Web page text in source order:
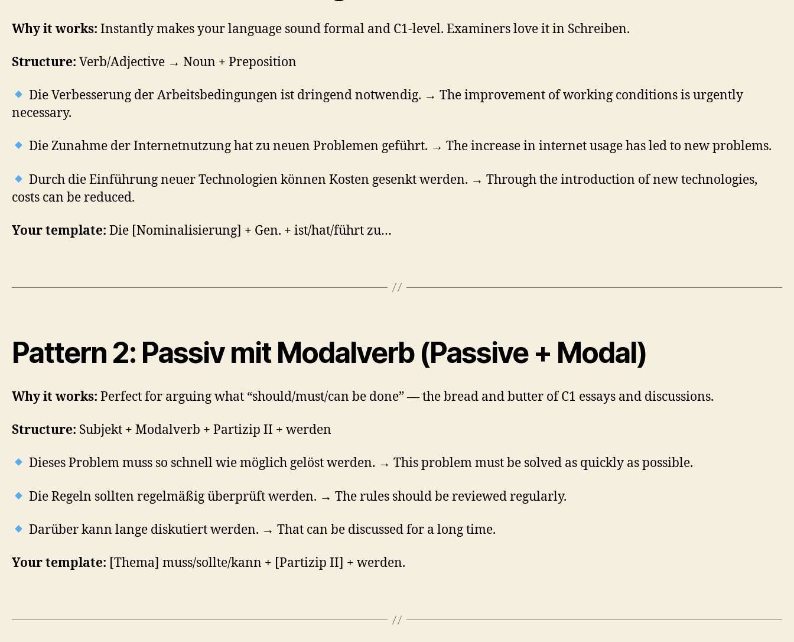
Why it works: Instantly makes your language sound formal and C1-level. Examiners love it in Schreiben.
Structure: Verb/Adjective → Noun + Preposition
Die Verbesserung der Arbeitsbedingungen ist dringend notwendig. → The improvement of working conditions is urgently
necessary.
Die Zunahme der Internetnutzung hat zu neuen Problemen geführt. → The increase in internet usage has led to new problems.
Durch die Einführung neuer Technologien können Kosten gesenkt werden. → Through the introduction of new technologies,
costs can be reduced.
Your template: Die [Nominalisierung] + Gen. + ist/hat/führt zu…
Pattern 2: Passiv mit Modalverb (Passive + Modal)
Why it works: Perfect for arguing what “should/must/can be done” — the bread and butter of C1 essays and discussions.
Structure: Subjekt + Modalverb + Partizip II + werden
Dieses Problem muss so schnell wie möglich gelöst werden. → This problem must be solved as quickly as possible.
Die Regeln sollten regelmäßig überprüft werden. → The rules should be reviewed regularly.
Darüber kann lange diskutiert werden. → That can be discussed for a long time.
Your template: [Thema] muss/sollte/kann + [Partizip II] + werden.